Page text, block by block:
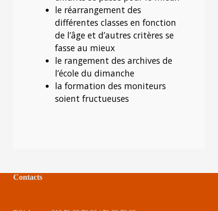
le réarrangement des
différentes classes en fonction
de l’âge et d’autres critères se
fasse au mieux
le rangement des archives de
l’école du dimanche
la formation des moniteurs
soient fructueuses
Contacts